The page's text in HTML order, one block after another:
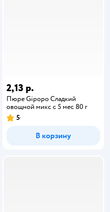
2,13 р.
Пюре Gipopo Сладкий
овощной микс с 5 мес 80 г
5
В корзину